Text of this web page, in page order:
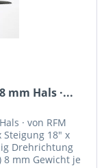
mm Hals ·...
· von RFM
18" x
Drehrichtung
mm Gewicht je